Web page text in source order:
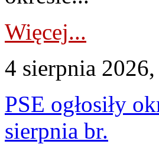
Więcej...
4 sierpnia
PSE ogłosiły
sierpnia br.